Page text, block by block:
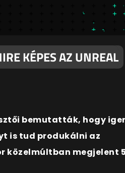
KÉPES AZ UNREAL
bemutatták, hogy
is tud produkálni az
közelmúltban megjelent